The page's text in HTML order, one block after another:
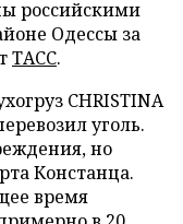
российскими
Одессы за
ТАСС.
CHRISTINA
уголь.
но
Констанца.
время